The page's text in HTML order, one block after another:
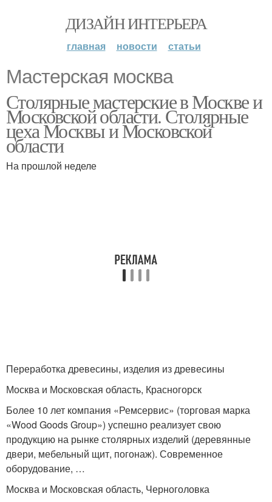
ДИЗАЙН ИНТЕРЬЕРА
главная новости статьи
Мастерская москва
Столярные мастерские в Москве и
Московской области. Столярные
цеха Москвы и Московской
области
На прошлой неделе
Переработка древесины, изделия из древесины
Москва и Московская область, Красногорск
Более 10 лет компания «Ремсервис» (торговая марка
«Wood Goods Group») успешно реализует свою
продукцию на рынке столярных изделий (деревянные
двери, мебельный щит, погонаж). Современное
оборудование, …
Москва и Московская область, Черноголовка